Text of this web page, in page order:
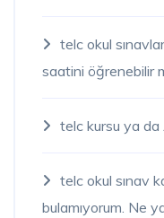
telc okul
saatini öğrenebilir
telc kursu ya da
telc okul sınav
bulamıyorum. Ne